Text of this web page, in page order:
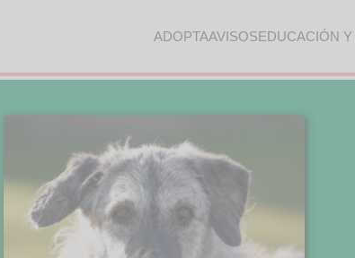
ADOPTAAVISOSEDUCACIÓN